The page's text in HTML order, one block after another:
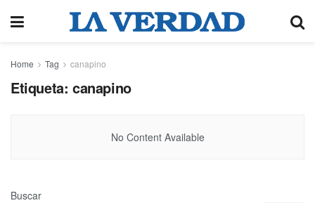
Home Tag canapino
Etiqueta: canapino
No Content Available
Buscar